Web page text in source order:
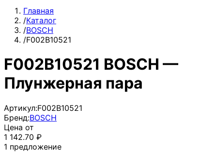
Главная
/Каталог
/BOSCH
/F002B10521
F002B10521 BOSCH —
Плунжерная пара
Артикул:F002B10521
Бренд:BOSCH
Цена от
1 142.70 ₽
1 предложение